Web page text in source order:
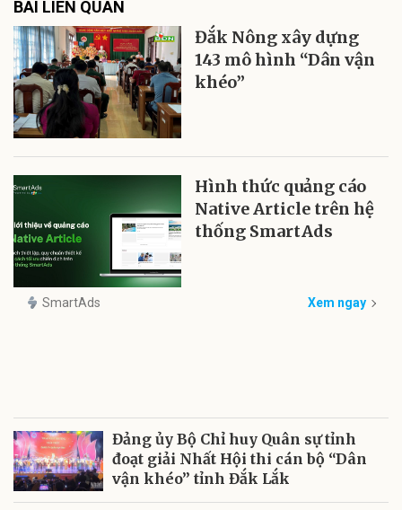
BÀI LIÊN QUAN
Đắk Nông xây dựng
143 mô hình “Dân vận
khéo”
Hình thức quảng cáo
Native Article trên hệ
thống SmartAds
SmartAds Xem ngay
Đảng ủy Bộ Chỉ huy Quân sự tỉnh
đoạt giải Nhất Hội thi cán bộ “Dân
vận khéo” tỉnh Đắk Lắk